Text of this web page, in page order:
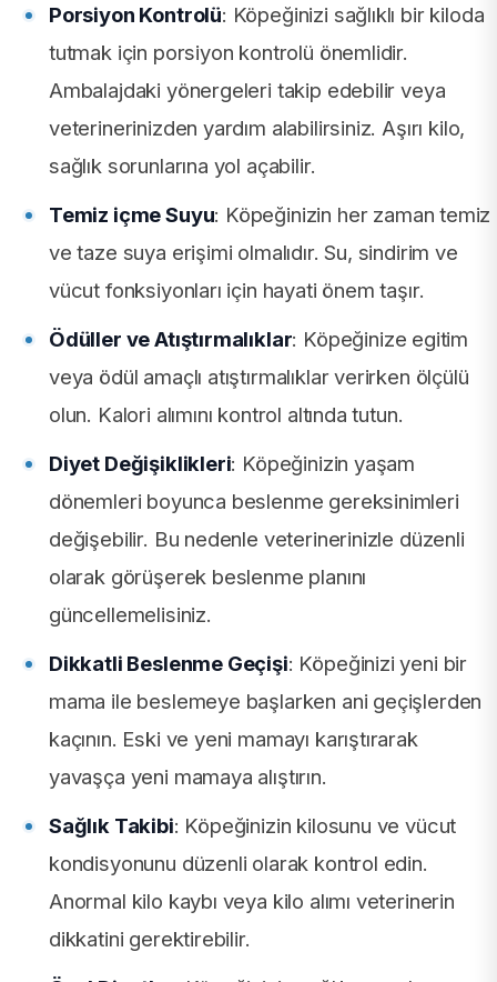
Porsiyon Kontrolü: Köpeğinizi sağlıklı bir kiloda
tutmak için porsiyon kontrolü önemlidir.
Ambalajdaki yönergeleri takip edebilir veya
veterinerinizden yardım alabilirsiniz. Aşırı kilo,
sağlık sorunlarına yol açabilir.
Temiz içme Suyu: Köpeğinizin her zaman temiz
ve taze suya erişimi olmalıdır. Su, sindirim ve
vücut fonksiyonları için hayati önem taşır.
Ödüller ve Atıştırmalıklar: Köpeğinize egitim
veya ödül amaçlı atıştırmalıklar verirken ölçülü
olun. Kalori alımını kontrol altında tutun.
Diyet Değişiklikleri: Köpeğinizin yaşam
dönemleri boyunca beslenme gereksinimleri
değişebilir. Bu nedenle veterinerinizle düzenli
olarak görüşerek beslenme planını
güncellemelisiniz.
Dikkatli Beslenme Geçişi: Köpeğinizi yeni bir
mama ile beslemeye başlarken ani geçişlerden
kaçının. Eski ve yeni mamayı karıştırarak
yavaşça yeni mamaya alıştırın.
Sağlık Takibi: Köpeğinizin kilosunu ve vücut
kondisyonunu düzenli olarak kontrol edin.
Anormal kilo kaybı veya kilo alımı veterinerin
dikkatini gerektirebilir.